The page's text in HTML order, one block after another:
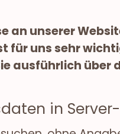
an unserer
für uns sehr
ausführlich über
in